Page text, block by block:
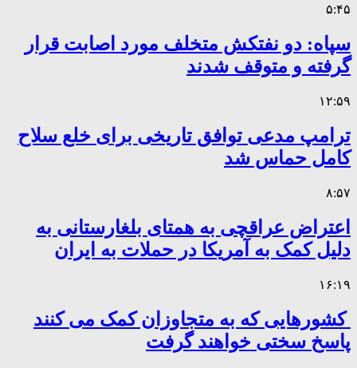
۵:۴۵
سپاه: دو نفتکش متخلف مورد اصابت قرار
گرفته و متوقف شدند
۱۲:۵۹
ترامپ مدعی توافق تاریخی برای خلع سلاح
کامل حماس شد
۸:۵۷
اعتراض عراقچی به همتای بلغارستانی به
دلیل کمک به آمریکا در حملات به ایران
۱۶:۱۹
کشورهایی که به متجاوزان کمک می کنند
پاسخ سختی خواهند گرفت